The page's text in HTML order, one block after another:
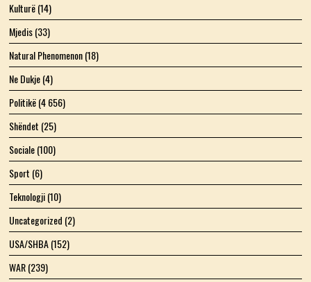
Kulturë(14)
Mjedis(33)
Natural Phenomenon(18)
Ne Dukje(4)
Politikë(4 656)
Shëndet (25)
Sociale(100)
Sport (6)
Teknologji(10)
Uncategorized (2)
USA/SHBA(152)
WAR(239)